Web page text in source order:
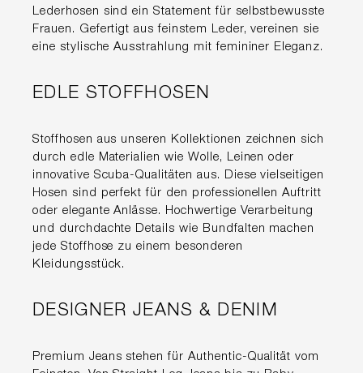
Lederhosen sind ein Statement für selbstbewusste
Frauen. Gefertigt aus feinstem Leder, vereinen sie
eine stylische Ausstrahlung mit femininer Eleganz.
EDLE STOFFHOSEN
Stoffhosen aus unseren Kollektionen zeichnen sich
durch edle Materialien wie Wolle, Leinen oder
innovative Scuba-Qualitäten aus. Diese vielseitigen
Hosen sind perfekt für den professionellen Auftritt
oder elegante Anlässe. Hochwertige Verarbeitung
und durchdachte Details wie Bundfalten machen
jede Stoffhose zu einem besonderen
Kleidungsstück.
DESIGNER JEANS & DENIM
Premium Jeans stehen für Authentic-Qualität vom